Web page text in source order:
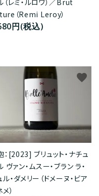
（Remi Leroy）
円(税込)
：[2023] ブリュット・ナチュ
ヴァン・ムスー・ブラン ラ・
ル・ダメリー（ドメーヌ・ビア
）
favorite